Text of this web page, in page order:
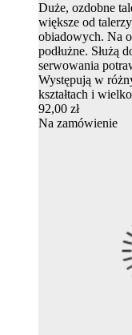
Duże, ozdobne
większe od talerzy
obiadowych. Na
podłużne. Służą
serwowania
Występują w
kształtach i
92,00 zł
Na zamówienie